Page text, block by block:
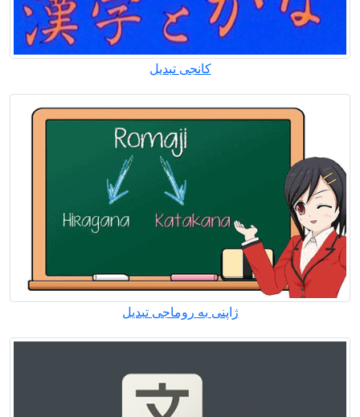
کانجی تبدیل
ژاپنی به روماجی تبدیل